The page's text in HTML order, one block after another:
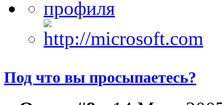
Под что вы просыпаетесь?